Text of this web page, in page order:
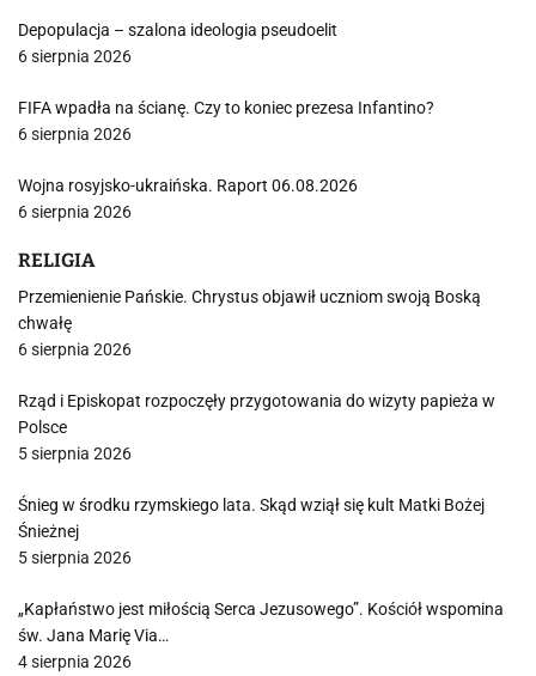
Depopulacja – szalona ideologia pseudoelit
6 sierpnia 2026
FIFA wpadła na ścianę. Czy to koniec prezesa Infantino?
6 sierpnia 2026
Wojna rosyjsko-ukraińska. Raport 06.08.2026
6 sierpnia 2026
RELIGIA
Przemienienie Pańskie. Chrystus objawił uczniom swoją Boską
chwałę
6 sierpnia 2026
Rząd i Episkopat rozpoczęły przygotowania do wizyty papieża w
Polsce
5 sierpnia 2026
Śnieg w środku rzymskiego lata. Skąd wziął się kult Matki Bożej
Śnieżnej
5 sierpnia 2026
„Kapłaństwo jest miłością Serca Jezusowego”. Kościół wspomina
św. Jana Marię Via…
4 sierpnia 2026